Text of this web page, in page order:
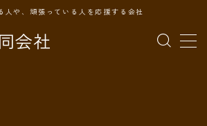
会社
人や、頑張っている人を応援する会社